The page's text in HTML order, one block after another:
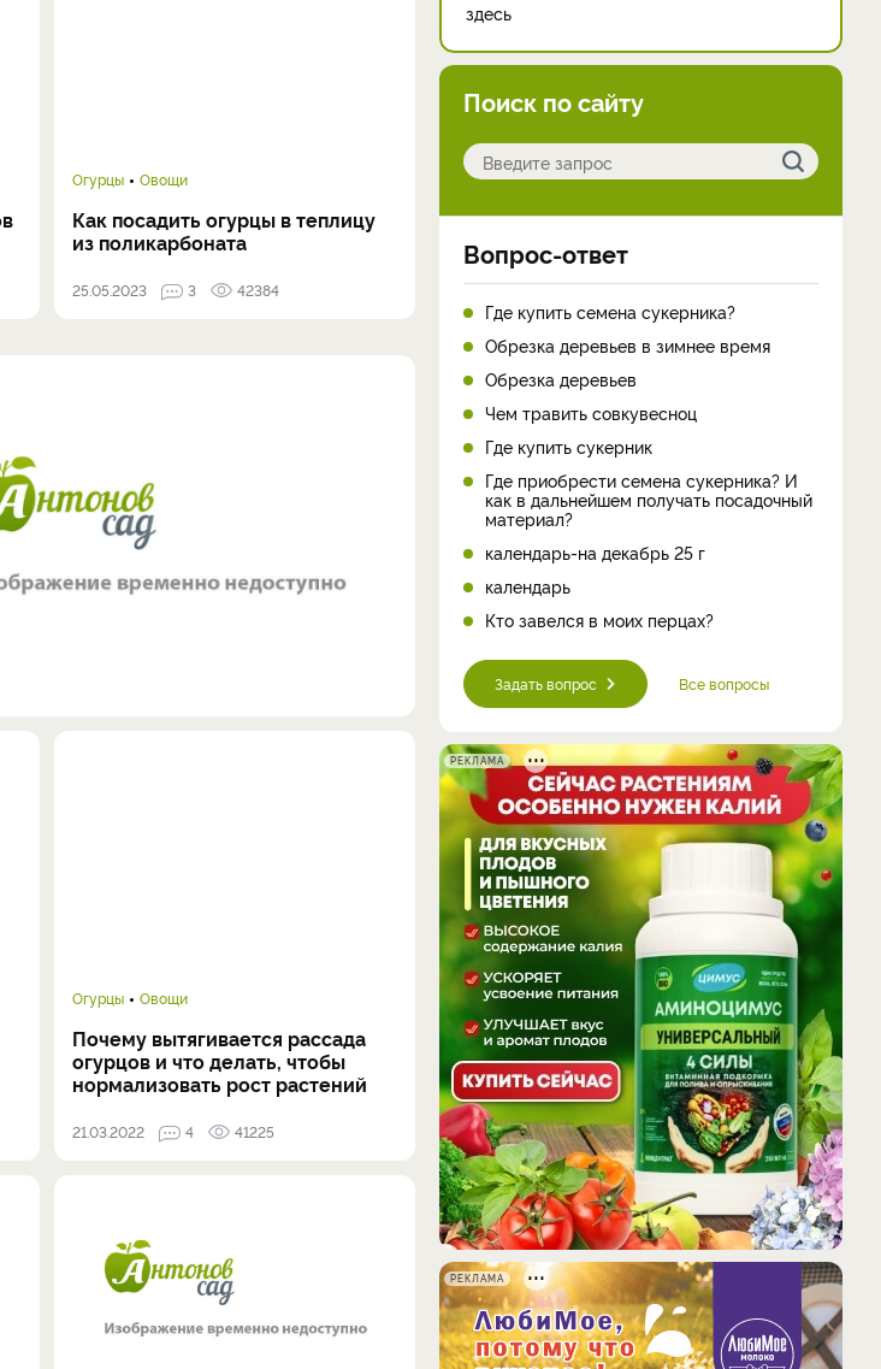
Огурцы Овощи
Как посадить огурцы в теплицу
из поликарбоната
25.05.2023 3 42384
Огурцы Овощи
Почему вытягивается рассада
огурцов и что делать, чтобы
нормализовать рост растений
21.03.2022 4 41225
здесь
Поиск по сайту
Вопрос-ответ
Где купить семена сукерника?
Обрезка деревьев в зимнее время
Обрезка деревьев
Чем травить совкувесноц
Где купить сукерник
Где приобрести семена сукерника? И
как в дальнейшем получать посадочный
материал?
календарь-на декабрь 25 г
календарь
Кто завелся в моих перцах?
Задать вопрос Все вопросы
РЕКЛАМА
РЕКЛАМА